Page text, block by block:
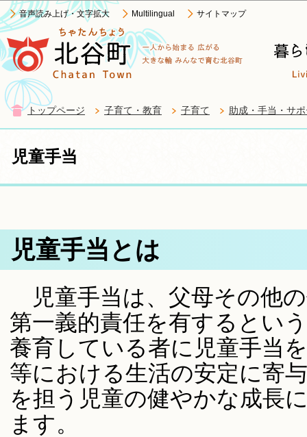
音声読み上げ・文字拡大 Multilingual サイトマップ
トップページ 子育て・教育 子育て 助成・手当・サ
児童手当
児童手当とは
児童手当は、父母その他
第一義的責任を有するとい
養育している者に児童手当
等における生活の安定に寄
を担う児童の健やかな成長
ます。